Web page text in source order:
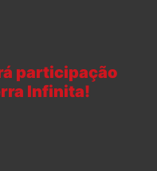
participação
Infinita!